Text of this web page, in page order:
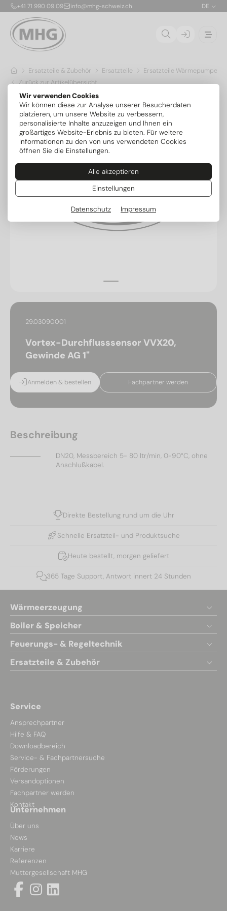
Wir verwenden Cookies
Wir können diese zur Analyse unserer Besucherdaten
platzieren, um unsere Website zu verbessern,
personalisierte Inhalte anzuzeigen und Ihnen ein
großartiges Website-Erlebnis zu bieten. Für weitere
Informationen zu den von uns verwendeten Cookies
öffnen Sie die Einstellungen.
Alle akzeptieren
Einstellungen
Datenschutz Impressum
+41 71 990 09 09 info@mhg-schweiz.ch DE
Ersatzteile & Zubehör Ersatzteile
Ersatzteile Wärmepumpen
Zurück zur Artikelübersicht
29.03090001
Vortex-Durchflusssensor VVX20,
Gewinde AG 1"
Anmelden & bestellen Fachpartner werden
Beschreibung
DN20, Messbereich 5- 80 ltr/min, 0-90°C, ohne
Anschlußkabel.
Direkte Bestellung rund um die Uhr
Schnelle Ersatzteil- und Produktsuche
Heute bestellt, morgen geliefert
365 Tage Support, Antwort innert 24 Stunden
Wärmeerzeugung
Boiler & Speicher
Feuerungs- & Regeltechnik
Ersatzteile & Zubehör
Service
Ansprechpartner
Hilfe & FAQ
Downloadbereich
Service- & Fachpartnersuche
Förderungen
Versandoptionen
Fachpartner werden
Kontakt
Unternehmen
Über uns
News
Karriere
Referenzen
Muttergesellschaft MHG